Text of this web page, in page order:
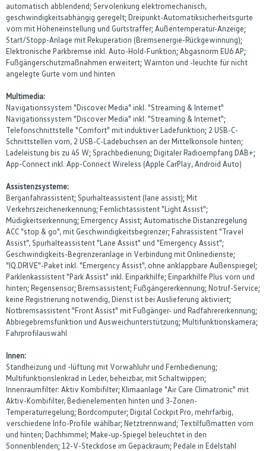
automatisch abblendend; Servolenkung elektromechanisch,
geschwindigkeitsabhängig geregelt; Dreipunkt-Automatiksicherheitsgurte
vorn mit Höheneinstellung und Gurtstraffer; Außentemperatur-Anzeige;
Start/Stopp-Anlage mit Rekuperation (Bremsenergie-Rückgewinnung);
Elektronische Parkbremse inkl. Auto-Hold-Funktion; Abgasnorm EU6 AP;
Fußgängerschutzmaßnahmen erweitert; Warnton und -leuchte für nicht
angelegte Gurte vorn und hinten
Multimedia:
Navigationssystem "Discover Media" inkl. "Streaming & Internet"
Navigationssystem "Discover Media" inkl. "Streaming & Internet";
Telefonschnittstelle "Comfort" mit induktiver Ladefunktion; 2 USB-C-
Schnittstellen vorn, 2 USB-C-Ladebuchsen an der Mittelkonsole hinten;
Ladeleistung bis zu 45 W; Sprachbedienung; Digitaler Radioempfang DAB+;
App-Connect inkl. App-Connect Wireless (Apple CarPlay, Android Auto)
Assistenzsysteme:
Berganfahrassistent; Spurhalteassistent (lane assist); Mit
Verkehrszeichenerkennung; Fernlichtassistent "Light Assist";
Müdigkeitserkennung; Emergency Assist; Automatische Distanzregelung
ACC "stop & go", mit Geschwindigkeitsbegrenzer; Fahrassistent "Travel
Assist", Spurhalteassistent "Lane Assist" und "Emergency Assist";
Geschwindigkeits-Begrenzeranlage in Verbindung mit Onlinedienste;
"IQ.DRIVE"-Paket inkl. "Emergency Assist", ohne anklappbare Außenspiegel;
Parklenkassistent "Park Assist" inkl. Einparkhilfe; Einparkhilfe Plus vorn und
hinten; Regensensor; Bremsassistent; Fußgängererkennung; Notruf-Service;
keine Registrierung notwendig, Dienst ist bei Auslieferung aktiviert;
Notbremsassistent "Front Assist" mit Fußgänger- und Radfahrererkennung;
Abbiegebremsfunktion und Ausweichunterstützung; Multifunktionskamera;
Fahrprofilauswahl
Innen:
Standheizung und -lüftung mit Vorwahluhr und Fernbedienung;
Multifunktionslenkrad in Leder, beheizbar, mit Schaltwippen;
Innenraumfilter: Aktiv Kombifilter; Klimaanlage "Air Care Climatronic" mit
Aktiv-Kombifilter, Bedienelementen hinten und 3-Zonen-
Temperaturregelung; Bordcomputer; Digital Cockpit Pro, mehrfarbig,
verschiedene Info-Profile wählbar; Netztrennwand; Textilfußmatten vorn
und hinten; Dachhimmel; Make-up-Spiegel beleuchtet in den
Sonnenblenden; 12-V-Steckdose im Gepäckraum; Pedale in Edelstahl